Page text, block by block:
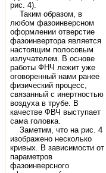
рис. 4).
Таким образом, в
любом фазоинверсном
оформлении отверстие
фазоинвертора является
настоящим полосовым
излучателем. В основе
работы ФНЧ лежит уже
оговоренный нами ранее
физический процесс,
связанный с инертностью
воздуха в трубе. В
качестве ФВЧ выступает
сама головка.
Заметим, что на рис. 4
изображено несколько
кривых. В зависимости от
параметров
фазоинверсного